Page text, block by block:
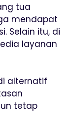
tua
mendapat
Selain itu, di
layanan
alternatif
tetap